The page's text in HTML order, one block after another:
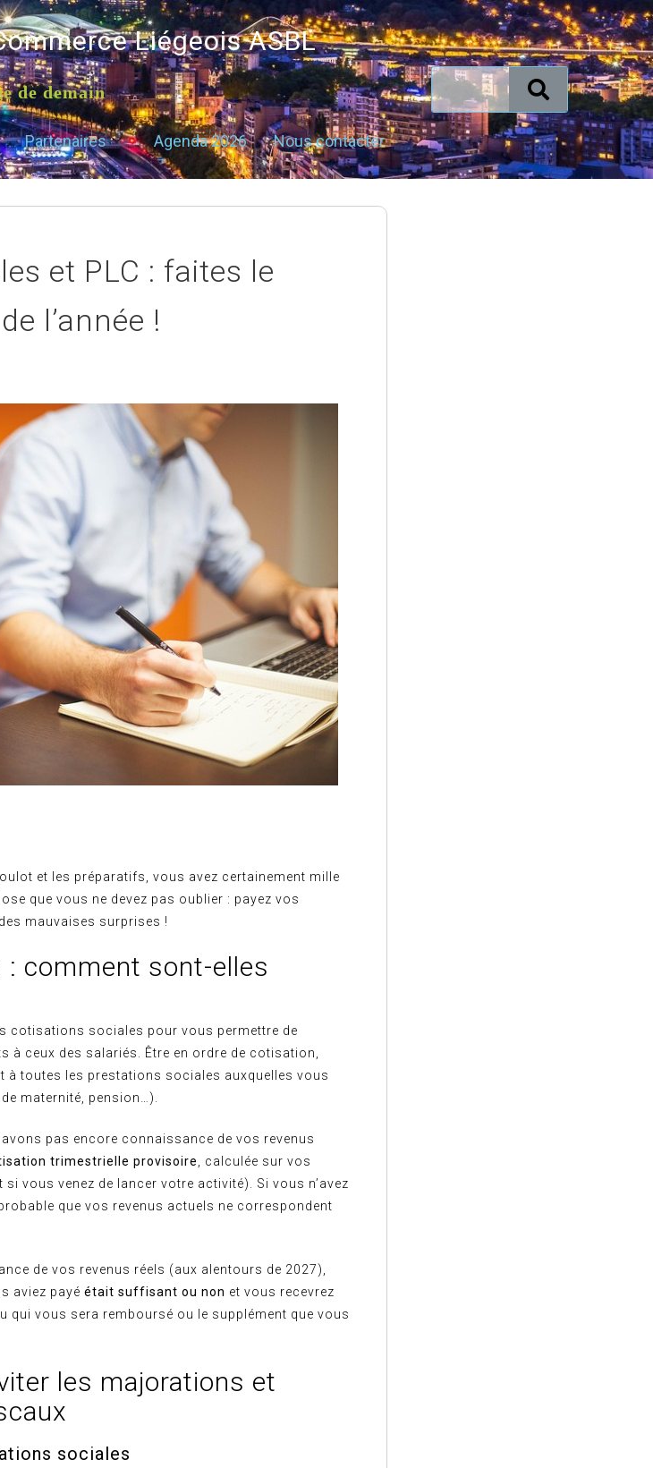
Liégeois ASBL
de demain
Partenaires Agenda 2026 Nous contacter
et PLC : faites le
l’année !
et les préparatifs, vous avez certainement mille
que vous ne devez pas oublier : payez vos
mauvaises surprises !
comment sont-elles
cotisations sociales pour vous permettre de
à ceux des salariés. Être en ordre de cotisation,
à toutes les prestations sociales auxquelles vous
maternité, pension…).
pas encore connaissance de vos revenus
trimestrielle provisoire
, calculée sur vos
vous venez de lancer votre activité). Si vous n’avez
que vos revenus actuels ne correspondent
de vos revenus réels (aux alentours de 2027),
aviez payé était suffisant ou non et vous recevrez
qui vous sera remboursé ou le supplément que vous
les majorations et
sociales